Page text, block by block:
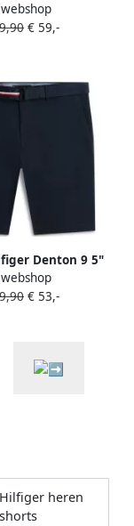
regular
met linnen
€ 59,-
Denton 9 5"
Chino Short
Heren€ 53,-
heren
shorts